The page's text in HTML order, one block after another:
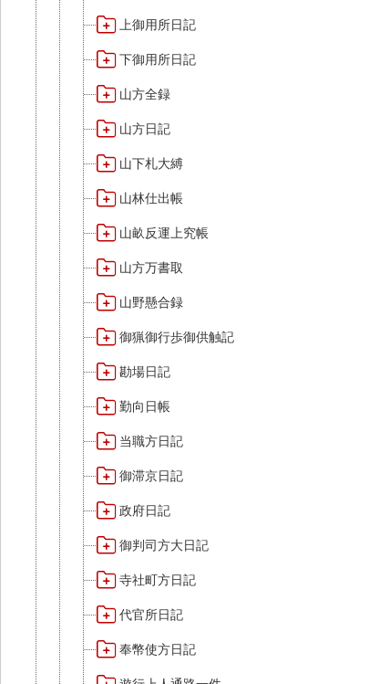
上御用所日記
下御用所日記
山方全録
山方日記
山下札大縛
山林仕出帳
山畝反運上究帳
山方万書取
山野懸合録
御猟御行歩御供触記
勘場日記
勤向日帳
当職方日記
御滞京日記
政府日記
御判司方大日記
寺社町方日記
代官所日記
奉幣使方日記